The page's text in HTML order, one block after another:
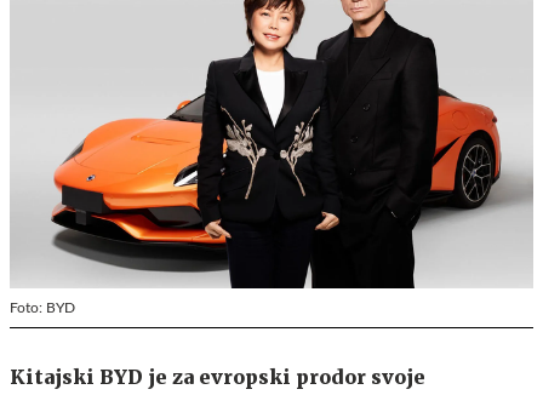
Foto: BYD
Kitajski BYD je za evropski prodor svoje